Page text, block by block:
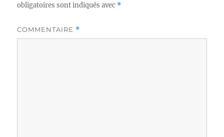
obligatoires sont indiqués avec *
COMMENTAIRE *